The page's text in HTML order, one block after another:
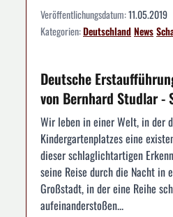
Veröffentlichungsdatum:11.05.2019
Kategorien:DeutschlandNews
Deutsche
von Bernhard Studlar -
Wir leben in einer Welt, in der
Kindergartenplatzes eine
dieser schlaglichtartigen
seine Reise durch die Nacht in
Großstadt, in der eine Reihe
aufeinanderstoßen...